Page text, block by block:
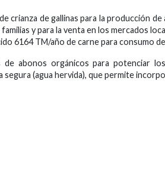
crianza de gallinas para la producción
y para la venta en los mercados
6164 TM/año de carne para consumo
de abonos orgánicos para potenciar
segura (agua hervida), que permite